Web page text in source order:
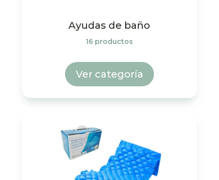
Ayudas de baño
16 productos
Ver categoría